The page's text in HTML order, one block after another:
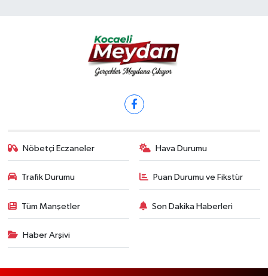
Nöbetçi Eczaneler Hava Durumu
Trafik Durumu Puan Durumu ve Fikstür
Tüm Manşetler Son Dakika Haberleri
Haber Arşivi